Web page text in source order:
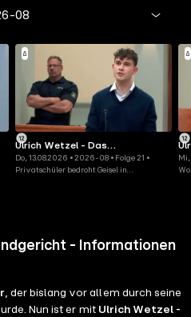
08
Ulrich Wetzel - Das
Jugendgericht
Do, 13.08.2026 • 2026-08 • Folge 21 •
Privatschüler bedroht Geisel in
- Informationen
, der bislang vor allem durch seine
Nun ist er mit Ulrich Wetzel -